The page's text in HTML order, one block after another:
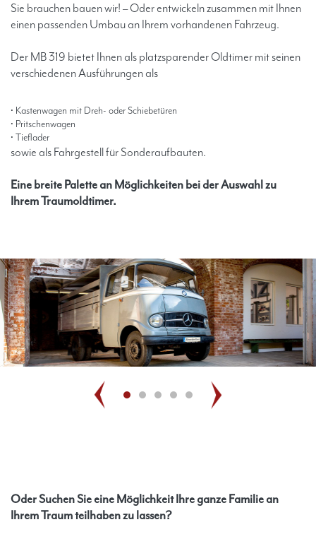
Sie brauchen bauen wir! – Oder entwickeln zusammen mit Ihnen
einen passenden Umbau an Ihrem vorhandenen Fahrzeug.
Der MB 319 bietet Ihnen als platzsparender Oldtimer mit seinen
verschiedenen Ausführungen als
Kastenwagen mit Dreh- oder Schiebetüren
Pritschenwagen
Tieflader
sowie als Fahrgestell für Sonderaufbauten.
Eine breite Palette an Möglichkeiten bei der Auswahl zu
Ihrem Traumoldtimer.
Oder Suchen Sie eine Möglichkeit Ihre ganze Familie an
Ihrem Traum teilhaben zu lassen?